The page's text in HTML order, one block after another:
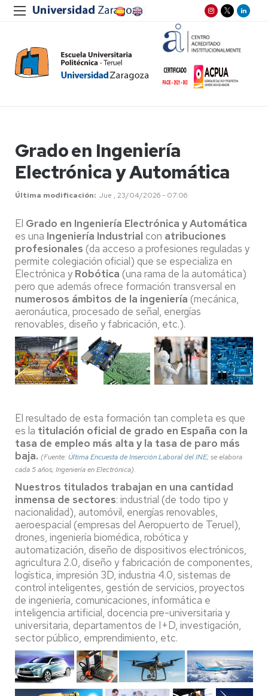
Grado en Ingeniería
Electrónica y Automática
Última modificación Jue , 23/04/2026 - 07:06
El Grado en Ingeniería Electrónica y Automática
es una Ingeniería Industrial con atribuciones
profesionales (da acceso a profesiones reguladas y
permite colegiación oficial) que se especializa en
Electrónica y Robótica (una rama de la automática)
pero que además ofrece formación transversal en
numerosos ámbitos de la ingeniería (mecánica,
aeronáutica, procesado de señal, energías
renovables, diseño y fabricación, etc.).
El resultado de esta formación tan completa es que
es la titulación oficial de grado en España con la
tasa de empleo más alta y la tasa de paro más
baja. (Fuente: Última Encuesta de Inserción Laboral del INE; se elabora
cada 5 años; Ingeniería en Electrónica).
Nuestros titulados trabajan en una cantidad
inmensa de sectores: industrial (de todo tipo y
nacionalidad), automóvil, energías renovables,
aeroespacial (empresas del Aeropuerto de Teruel),
drones, ingeniería biomédica, robótica y
automatización, diseño de dispositivos electrónicos,
agricultura 2.0, diseño y fabricación de componentes,
logística, impresión 3D, industria 4.0, sistemas de
control inteligentes, gestión de servicios, proyectos
de ingeniería, comunicaciones, informática e
inteligencia artificial, docencia pre-universitaria y
universitaria, departamentos de I+D, investigación,
sector público, emprendimiento, etc.